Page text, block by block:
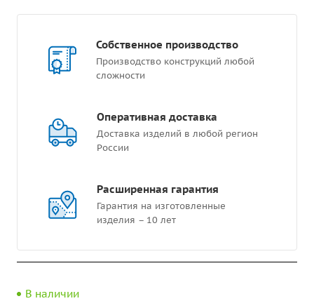
Собственное производство
Производство конструкций любой
сложности
Оперативная доставка
Доставка изделий в любой регион
России
Расширенная гарантия
Гарантия на изготовленные
изделия – 10 лет
В наличии